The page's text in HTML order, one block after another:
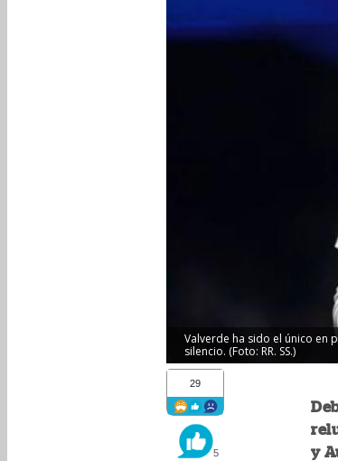
Valverde ha sido el único en
silencio. (Foto: RR. SS.)
29
5
y